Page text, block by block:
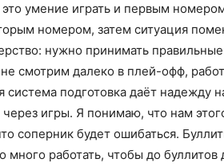
умение играть и первым
номером, затем ситуация
нужно принимать
смотрим далеко в плей-офф,
подготовка даёт надежду
игры. Я понимаю, что нам
соперник будет ошибаться.
работать, чтобы до буллитов